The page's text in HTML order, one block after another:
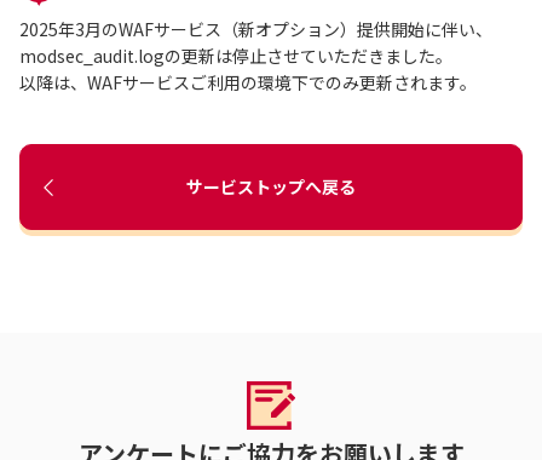
2025年3月のWAFサービス（新オプション）提供開始に伴い、
modsec_audit.logの更新は停止させていただきました。
以降は、WAFサービスご利用の環境下でのみ更新されます。
サービストップへ戻る